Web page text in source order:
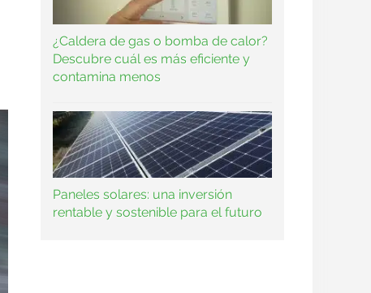
¿Caldera de gas o bomba de calor?
Descubre cuál es más eficiente y
contamina menos
Paneles solares: una inversión
rentable y sostenible para el futuro